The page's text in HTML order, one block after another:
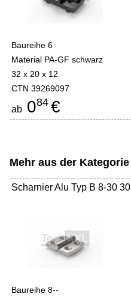
Baureihe 6
Material PA-GF schwarz
32 x 20 x 12
CTN 39269097
ab 084 €
Mehr aus der Kategorie
Scharnier Alu Typ B 8-30 30
Baureihe 8--